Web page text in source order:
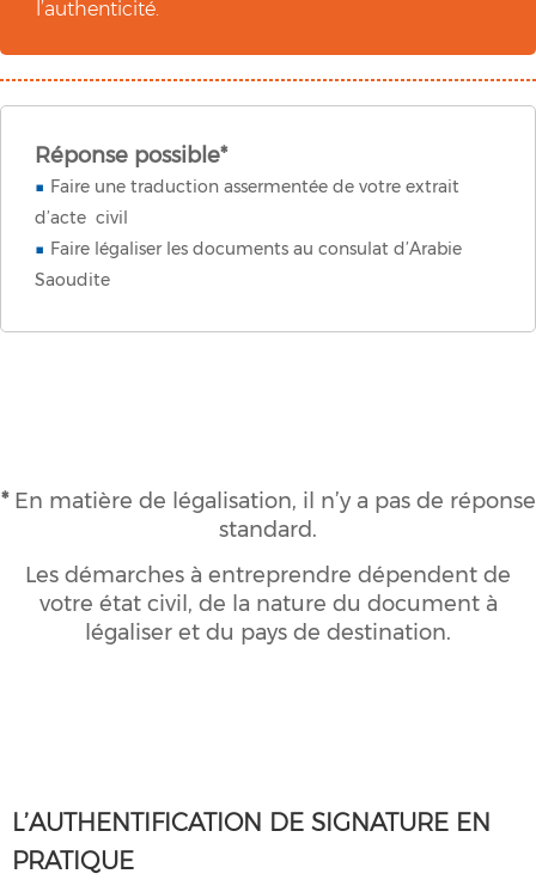
l’authenticité.
Réponse possible*
Faire une traduction assermentée de votre extrait
d’acte civil
Faire légaliser les documents au consulat d’Arabie
Saoudite
*En matière de légalisation, il n’y a pas de réponse
standard.
Les démarches à entreprendre dépendent de
votre état civil, de la nature du document à
légaliser et du pays de destination.
L’AUTHENTIFICATION DE SIGNATURE EN
PRATIQUE